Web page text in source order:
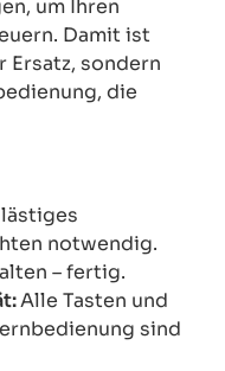
um Ihren
Damit ist
Ersatz, sondern
die
notwendig.
– fertig.
Alle Tasten und
sind